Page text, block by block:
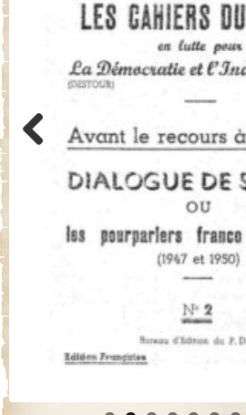
Previo